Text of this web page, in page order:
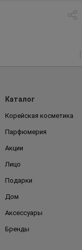
Каталог
Корейская косметика
Парфюмерия
Акции
Лицо
Подарки
Дом
Аксессуары
Бренды